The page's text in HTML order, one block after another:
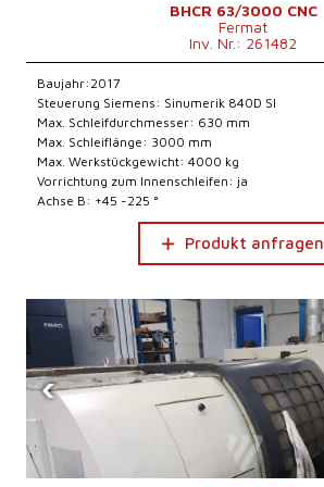
BHCR 63/3000 CNC
Fermat
Inv. Nr.: 261482
Baujahr:2017
Steuerung Siemens: Sinumerik 840D Sl
Max. Schleifdurchmesser: 630 mm
Max. Schleiflänge: 3000 mm
Max. Werkstückgewicht: 4000 kg
Vorrichtung zum Innenschleifen: ja
Achse B: +45 -225 °
Produkt anfragen
‹